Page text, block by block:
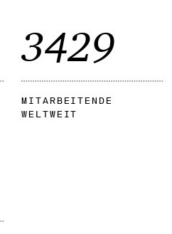
3909
MITARBEITENDE
WELTWEIT